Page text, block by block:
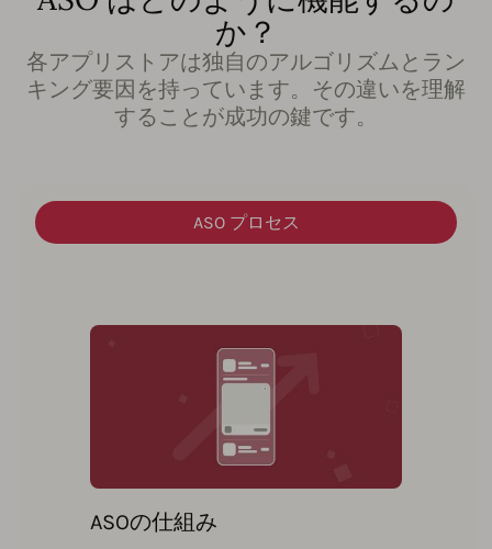
か？
各アプリストアは独自のアルゴリズムとラン
キング要因を持っています。その違いを理解
することが成功の鍵です。
ASO プロセス
ASOの仕組み